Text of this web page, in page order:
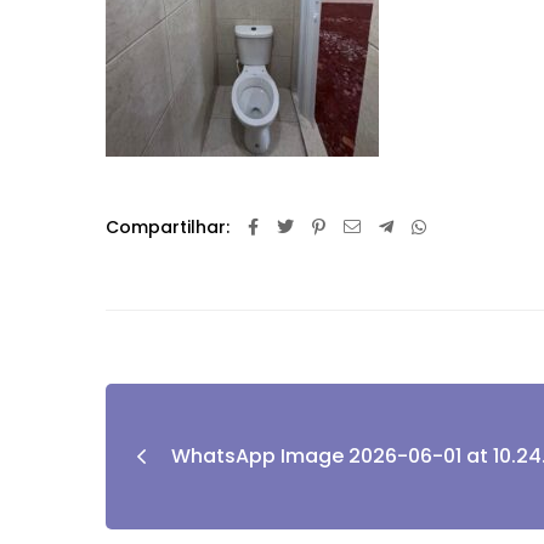
Compartilhar:
WhatsApp Image 2026-06-01 at